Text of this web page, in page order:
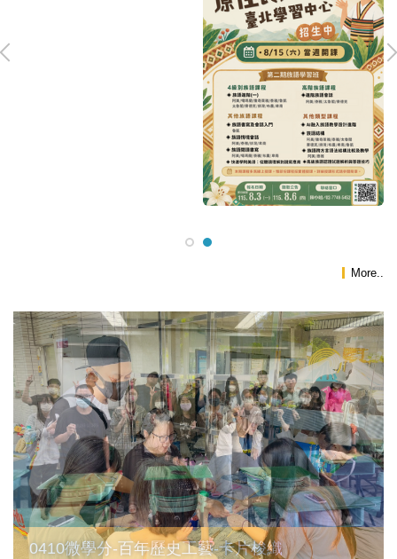
More..
0410微學分-百年歷史工藝-卡片梭織